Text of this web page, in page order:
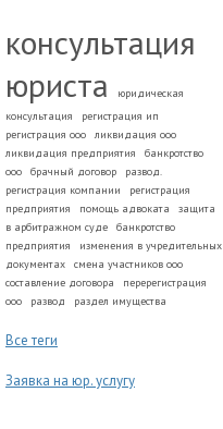
консультация
юриста
юридическая
консультация
регистрация ип
регистрация ооо
ликвидация ооо
ликвидация предприятия
банкротство
ооо
брачный договор
развод.
регистрация компании
регистрация
предприятия
помощь адвоката
защита
в арбитражном суде
банкротство
предприятия
изменения в учредительных
документах
смена участников ооо
составление договора
перерегистрация
ооо
развод раздел имущества
Все теги
Заявка на юр. услугу